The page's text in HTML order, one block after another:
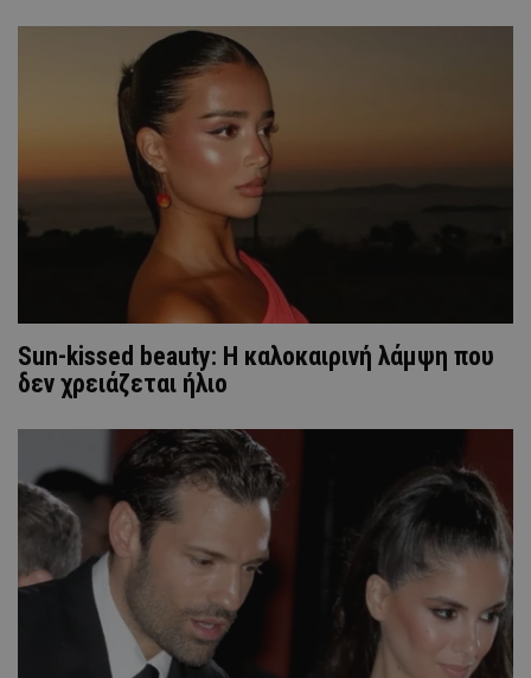
Sun-kissed beauty: Η καλοκαιρινή λάμψη που
δεν χρειάζεται ήλιο